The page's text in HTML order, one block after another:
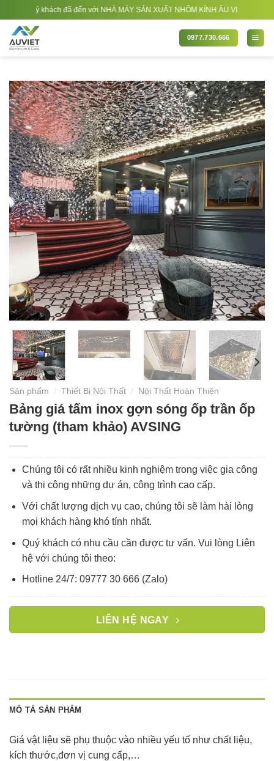
qua
nội
dung
đã đến với NHÀ MÁY SẢN XUẤT NHÔM KÍNH ÂU VIỆT. Nhà Sản xuất -
0977.730.666
Sản phẩm / Thiết Bị Nội Thất / Nội Thất Hoàn Thiện
Bảng giá tấm inox gợn sóng ốp trần ốp
tường (tham khảo) AVSING
Chúng tôi có rất nhiều kinh nghiệm trong việc gia công
và thi công những dự án, công trình cao cấp.
Với chất lượng dịch vụ cao, chúng tôi sẽ làm hài lòng
mọi khách hàng khó tính nhất.
Quý khách có nhu cầu cần được tư vấn. Vui lòng Liên
hệ với chúng tôi theo:
Hotline 24/7: 09777 30 666 (Zalo)
LIÊN HỆ NGAY
MÔ TẢ SẢN PHẨM
Giá vật liệu sẽ phụ thuộc vào nhiều yếu tố như chất liệu,
kích thước,đơn vị cung cấp,…